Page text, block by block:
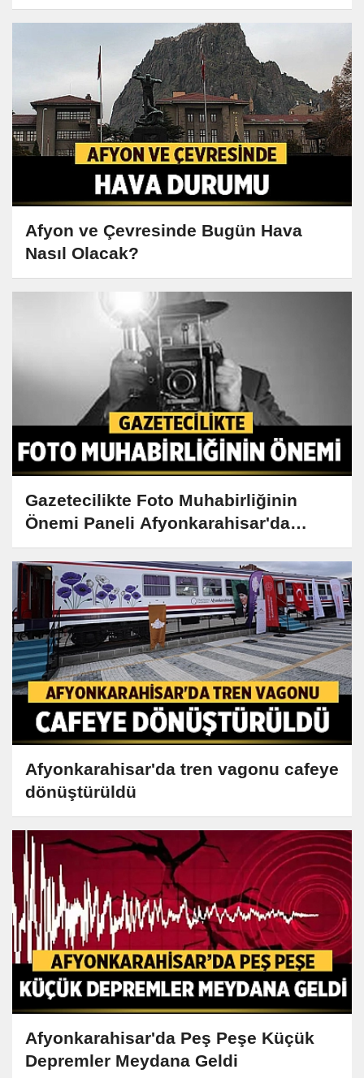
Afyon ve Çevresinde Bugün Hava
Nasıl Olacak?
Gazetecilikte Foto Muhabirliğinin
Önemi Paneli Afyonkarahisar'da
Gerçekleşiyor
Afyonkarahisar'da tren vagonu cafeye
dönüştürüldü
Afyonkarahisar'da Peş Peşe Küçük
Depremler Meydana Geldi